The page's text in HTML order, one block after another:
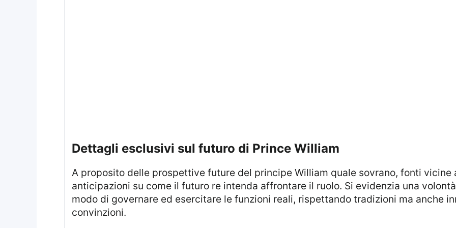
dettagli esclusivi sul futuro di Prince William
A proposito delle prospettive future del principe William quale sovrano, fonti vicine alla royal family hanno fornito
anticipazioni su come il futuro re intenda affrontare il ruolo. Si evidenzia una
modo di governare ed esercitare le funzioni reali, rispettando tradizioni ma anche
convinzioni.